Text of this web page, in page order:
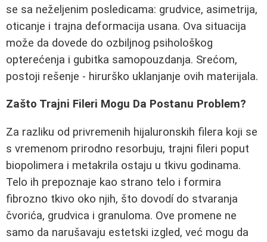
se sa neželjenim posledicama: grudvice, asimetrija,
oticanje i trajna deformacija usana. Ova situacija
može da dovede do ozbiljnog psihološkog
opterećenja i gubitka samopouzdanja. Srećom,
postoji rešenje - hirurško uklanjanje ovih materijala.
Zašto Trajni Fileri Mogu Da Postanu Problem?
Za razliku od privremenih hijaluronskih filera koji se
s vremenom prirodno resorbuju, trajni fileri poput
biopolimera i metakrila ostaju u tkivu godinama.
Telo ih prepoznaje kao strano telo i formira
fibrozno tkivo oko njih, što dovodí do stvaranja
čvorića, grudvica i granuloma. Ove promene ne
samo da narušavaju estetski izgled, već mogu da